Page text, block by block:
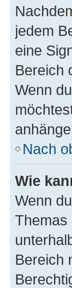
jedem
eine
Bereich
Wenn
Nach
Wie
Wenn
Themas
Bereich